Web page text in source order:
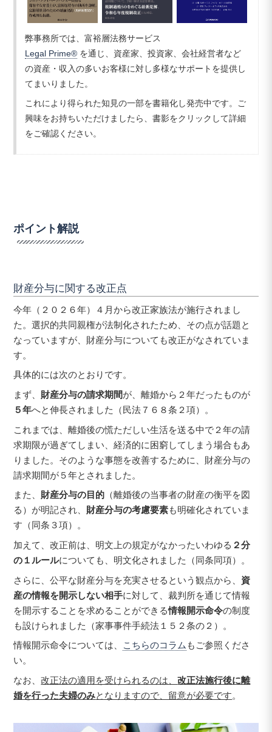
弊事務所では、富裕層法務サービス
Legal Prime® を通じ、資産家、投資家、会社経営者など
の資産・収入の多いお客様に対し多様なサポートを提供し
てまいりました。
これにより得られた知見の一部を書籍化し発売中です。ご
興味をお持ちいただけましたら、書影をクリックして詳細
をご確認ください。
ポイント解説
財産分与に関する改正点
今年（２０２６年）４月から改正家族法が施行されまし
た。選択的共同親権が法制化されたため、その点が話題と
なっていますが、財産分与についても改正がなされていま
す。
具体的には次のとおりです。
まず、 財産分与の請求期間が、離婚から２年だったものが
５年へと伸長されました（民法７６８条２項）。
これまでは、離婚後の慌ただしい生活を送る中で２年の請
求期限が過ぎてしまい、経済的に困窮してしまう場合もあ
りました。そのような事態を改善するために、財産分与の
請求期間が５年とされました。
また、 財産分与の目的 （離婚後の当事者の財産の衡平を図
る）が明記され、 財産分与の考慮要素も明確化されていま
す（同条３項）。
加えて、改正前は、明文上の規定がなかったいわゆる ２分
の１ルールについても、明文化されました（同条同項）。
さらに、公平な財産分与を充実させるという観点から、 資
産の情報を開示しない相手に対して、裁判所を通じて情報
を開示することを求めることができる情報開示命令の制度
も設けられました（家事事件手続法１５２条の２）。
情報開示命令については、 こちらのコラム もご参照くださ
い。
なお、改正法の適用を受けられるのは、改正法施行後に離
婚を行った夫婦のみとなりますので、留意が必要です。